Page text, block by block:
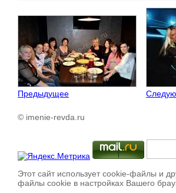
Предыдущее
© imenie-revda.ru
Этот сайт использует cookie-файлы и
файлы cookie в настройках Вашего